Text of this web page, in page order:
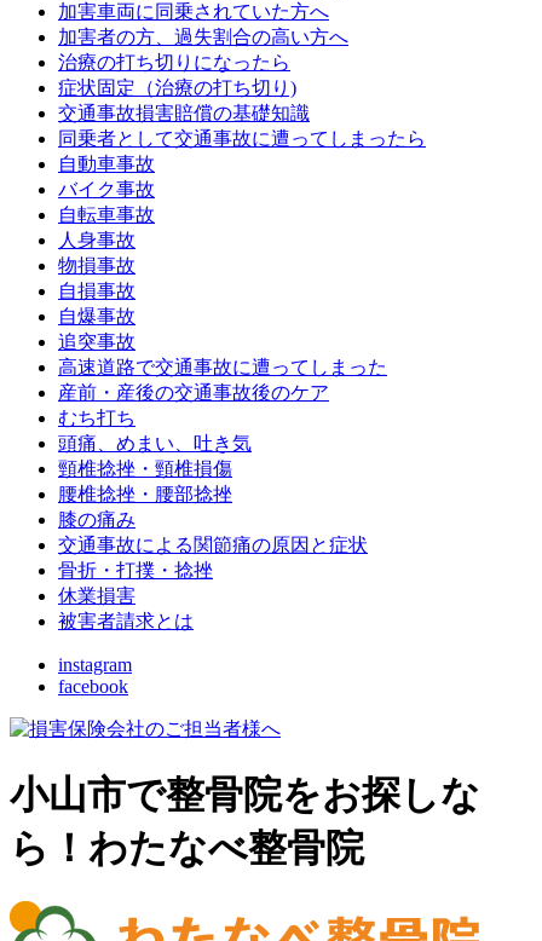
加害車両に同乗されていた方へ
加害者の方、過失割合の高い方へ
治療の打ち切りになったら
症状固定（治療の打ち切り)
交通事故損害賠償の基礎知識
同乗者として交通事故に遭ってしまったら
自動車事故
バイク事故
自転車事故
人身事故
物損事故
自損事故
自爆事故
追突事故
高速道路で交通事故に遭ってしまった
産前・産後の交通事故後のケア
むち打ち
頭痛、めまい、吐き気
頸椎捻挫・頸椎損傷
腰椎捻挫・腰部捻挫
膝の痛み
交通事故による関節痛の原因と症状
骨折・打撲・捻挫
休業損害
被害者請求とは
instagram
facebook
小山市で整骨院をお探しな
ら！わたなべ整骨院